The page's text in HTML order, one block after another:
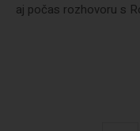
aj počas rozhovoru s